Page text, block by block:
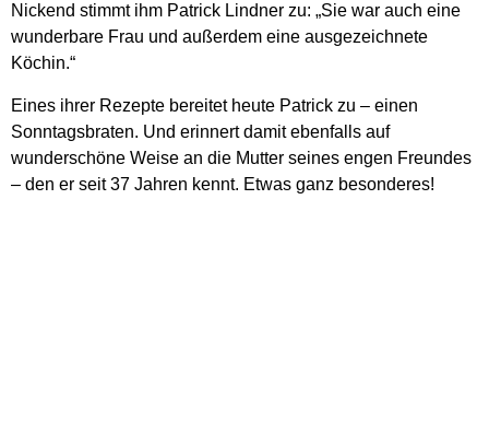
Nickend stimmt ihm Patrick Lindner zu: „Sie war auch eine
wunderbare Frau und außerdem eine ausgezeichnete
Köchin.“
Eines ihrer Rezepte bereitet heute Patrick zu – einen
Sonntagsbraten. Und erinnert damit ebenfalls auf
wunderschöne Weise an die Mutter seines engen Freundes
– den er seit 37 Jahren kennt. Etwas ganz besonderes!